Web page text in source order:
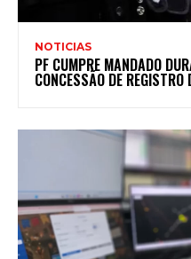
NOTICIAS
PF CUMPRE MANDADO
CONCESSÃO DE